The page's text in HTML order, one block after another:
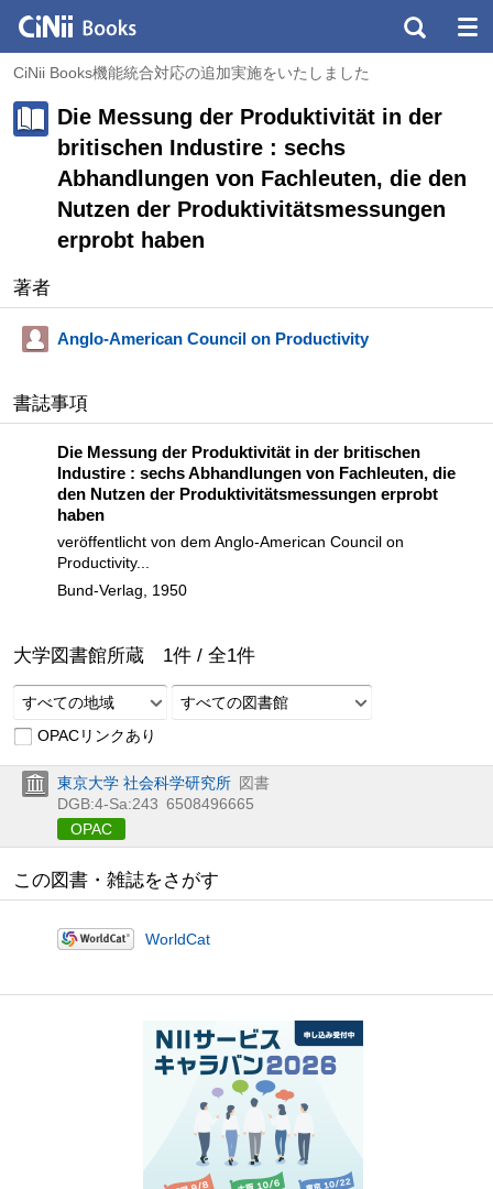
CiNii Books機能統合対応の追加実施をいたしました
Die Messung der Produktivität in der
britischen Industire : sechs
Abhandlungen von Fachleuten, die den
Nutzen der Produktivitätsmessungen
erprobt haben
著者
Anglo-American Council on Productivity
書誌事項
Die Messung der Produktivität in der britischen
Industire : sechs Abhandlungen von Fachleuten, die
den Nutzen der Produktivitätsmessungen erprobt
haben
veröffentlicht von dem Anglo-American Council on
Productivity...
Bund-Verlag, 1950
大学図書館所蔵 1件 / 全1件
すべての地域
すべての図書館
OPACリンクあり
東京大学 社会科学研究所 図書
DGB:4-Sa:243 6508496665
OPAC
この図書・雑誌をさがす
WorldCat